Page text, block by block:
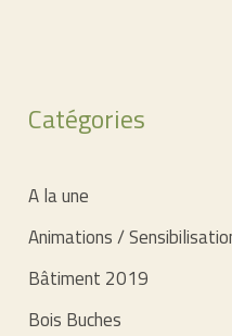
Catégories
A la une
Animations /
Bâtiment 2019
Bois Buches